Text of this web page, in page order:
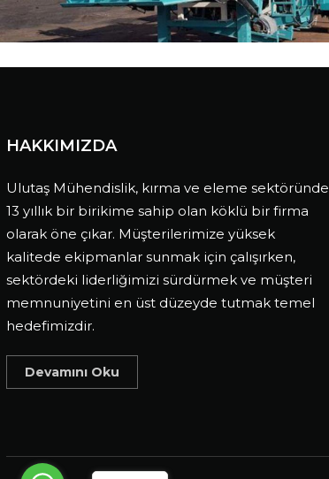
HAKKIMIZDA
Ulutaş Mühendislik, kırma ve eleme sektöründe
13 yıllık bir birikime sahip olan köklü bir firma
olarak öne çıkar. Müşterilerimize yüksek
kalitede ekipmanlar sunmak için çalışırken,
sektördeki liderliğimizi sürdürmek ve müşteri
memnuniyetini en üst düzeyde tutmak temel
hedefimizdir.
Devamını Oku